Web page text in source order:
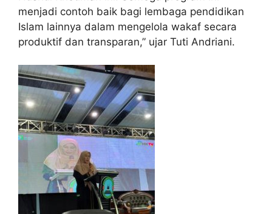
menjadi contoh baik bagi lembaga pendidikan
Islam lainnya dalam mengelola wakaf secara
produktif dan transparan,” ujar Tuti Andriani.